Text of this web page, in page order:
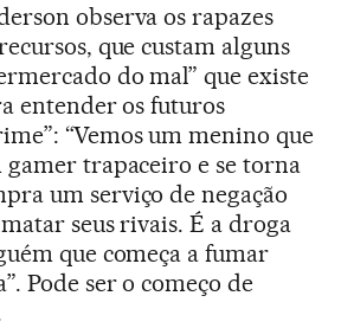
observa os rapazes
que custam alguns
do mal” que existe
entender os futuros
“Vemos um menino que
gamer trapaceiro e se torna
um serviço de negação
seus rivais. É a droga
que começa a fumar
Pode ser o começo de